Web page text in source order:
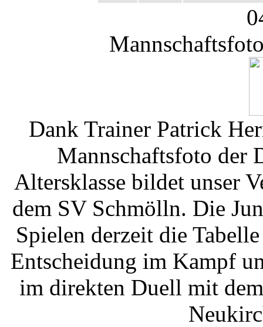
Dank Trainer Patrick
Mannschaftsfoto der
Altersklasse bildet unser
dem SV Schmölln. Die
Spielen derzeit die
Entscheidung im Kampf
im direkten Duell mit